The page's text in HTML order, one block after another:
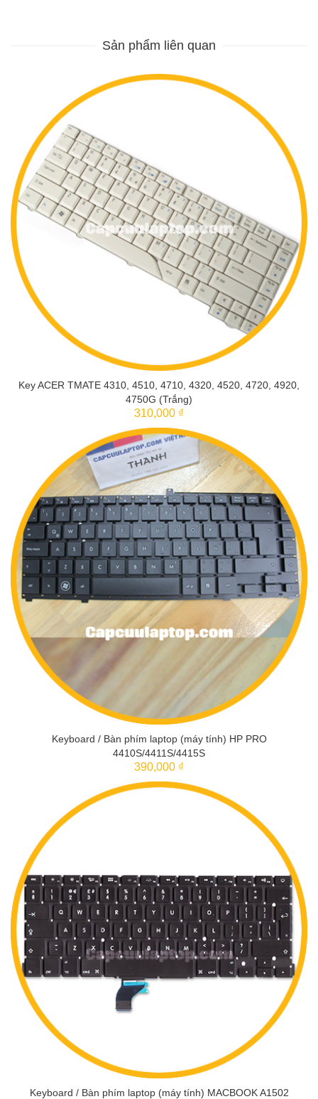
Sản phẩm liên quan
THÊM VÀO GIỎ
Key ACER TMATE 4310, 4510, 4710, 4320, 4520, 4720, 4920,
4750G (Trắng)
310,000 ₫
Keyboard / Bàn phím laptop (máy tính) HP PRO
4410S/4411S/4415S
390,000 ₫
Keyboard / Bàn phím laptop (máy tính) MACBOOK A1502